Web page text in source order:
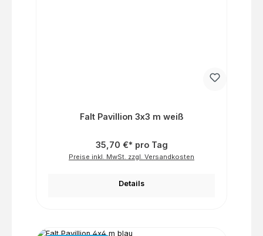
Falt Pavillion 3x3 m weiß
35,70 €* pro Tag
Preise inkl. MwSt. zzgl. Versandkosten
Details